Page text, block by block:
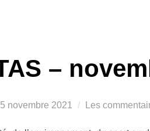
–
novembre 2021 Les